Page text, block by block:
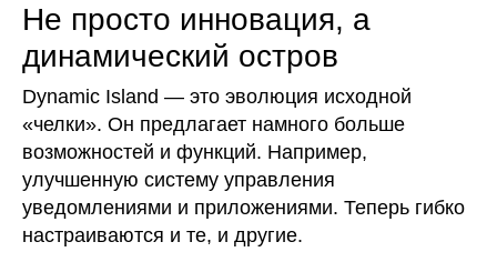
Не просто инновация, а
динамический остров
Dynamic Island — это эволюция исходной
«челки». Он предлагает намного больше
возможностей и функций. Например,
улучшенную систему управления
уведомлениями и приложениями. Теперь гибко
настраиваются и те, и другие.